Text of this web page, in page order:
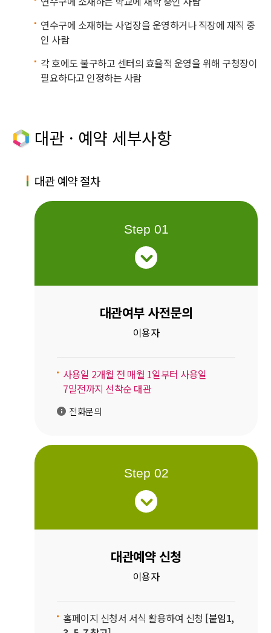
연수구에 소재하는 사업장을 운영하거나 직장에 재직 중
인 사람
각 호에도 불구하고 센터의 효율적 운영을 위해 구청장이
필요하다고 인정하는 사람
대관 · 예약 세부사항
대관 예약 절차
Step 01
대관여부 사전문의
이용자
사용일 2개월 전 매월 1일부터 사용일
7일전까지 선착순 대관
전화문의
Step 02
대관예약 신청
이용자
홈페이지 신청서 서식 활용하여 신청 [붙임1,